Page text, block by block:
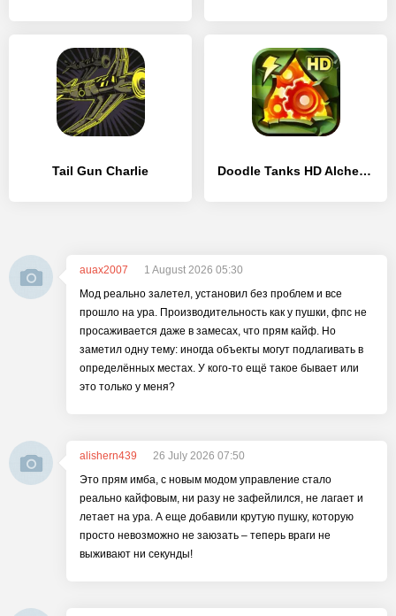
Tail Gun Charlie Doodle Tanks HD Alchemy
auax2007
1 August 2026 05:30
Мод реально залетел, установил без проблем и все
прошло на ура. Производительность как у пушки, фпс не
просаживается даже в замесах, что прям кайф. Но
заметил одну тему: иногда объекты могут подлагивать в
определённых местах. У кого-то ещё такое бывает или
это только у меня?
alishern439
26 July 2026 07:50
Это прям имба, с новым модом управление стало
реально кайфовым, ни разу не зафейлился, не лагает и
летает на ура. А еще добавили крутую пушку, которую
просто невозможно не заюзать – теперь враги не
выживают ни секунды!